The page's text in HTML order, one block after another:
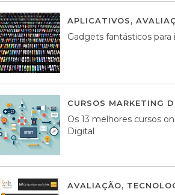
APLICATIVOS,
Gadgets fantásticos para
CURSOS MARKETING
Os 13 melhores cursos
Digital
AVALIAÇÃO,